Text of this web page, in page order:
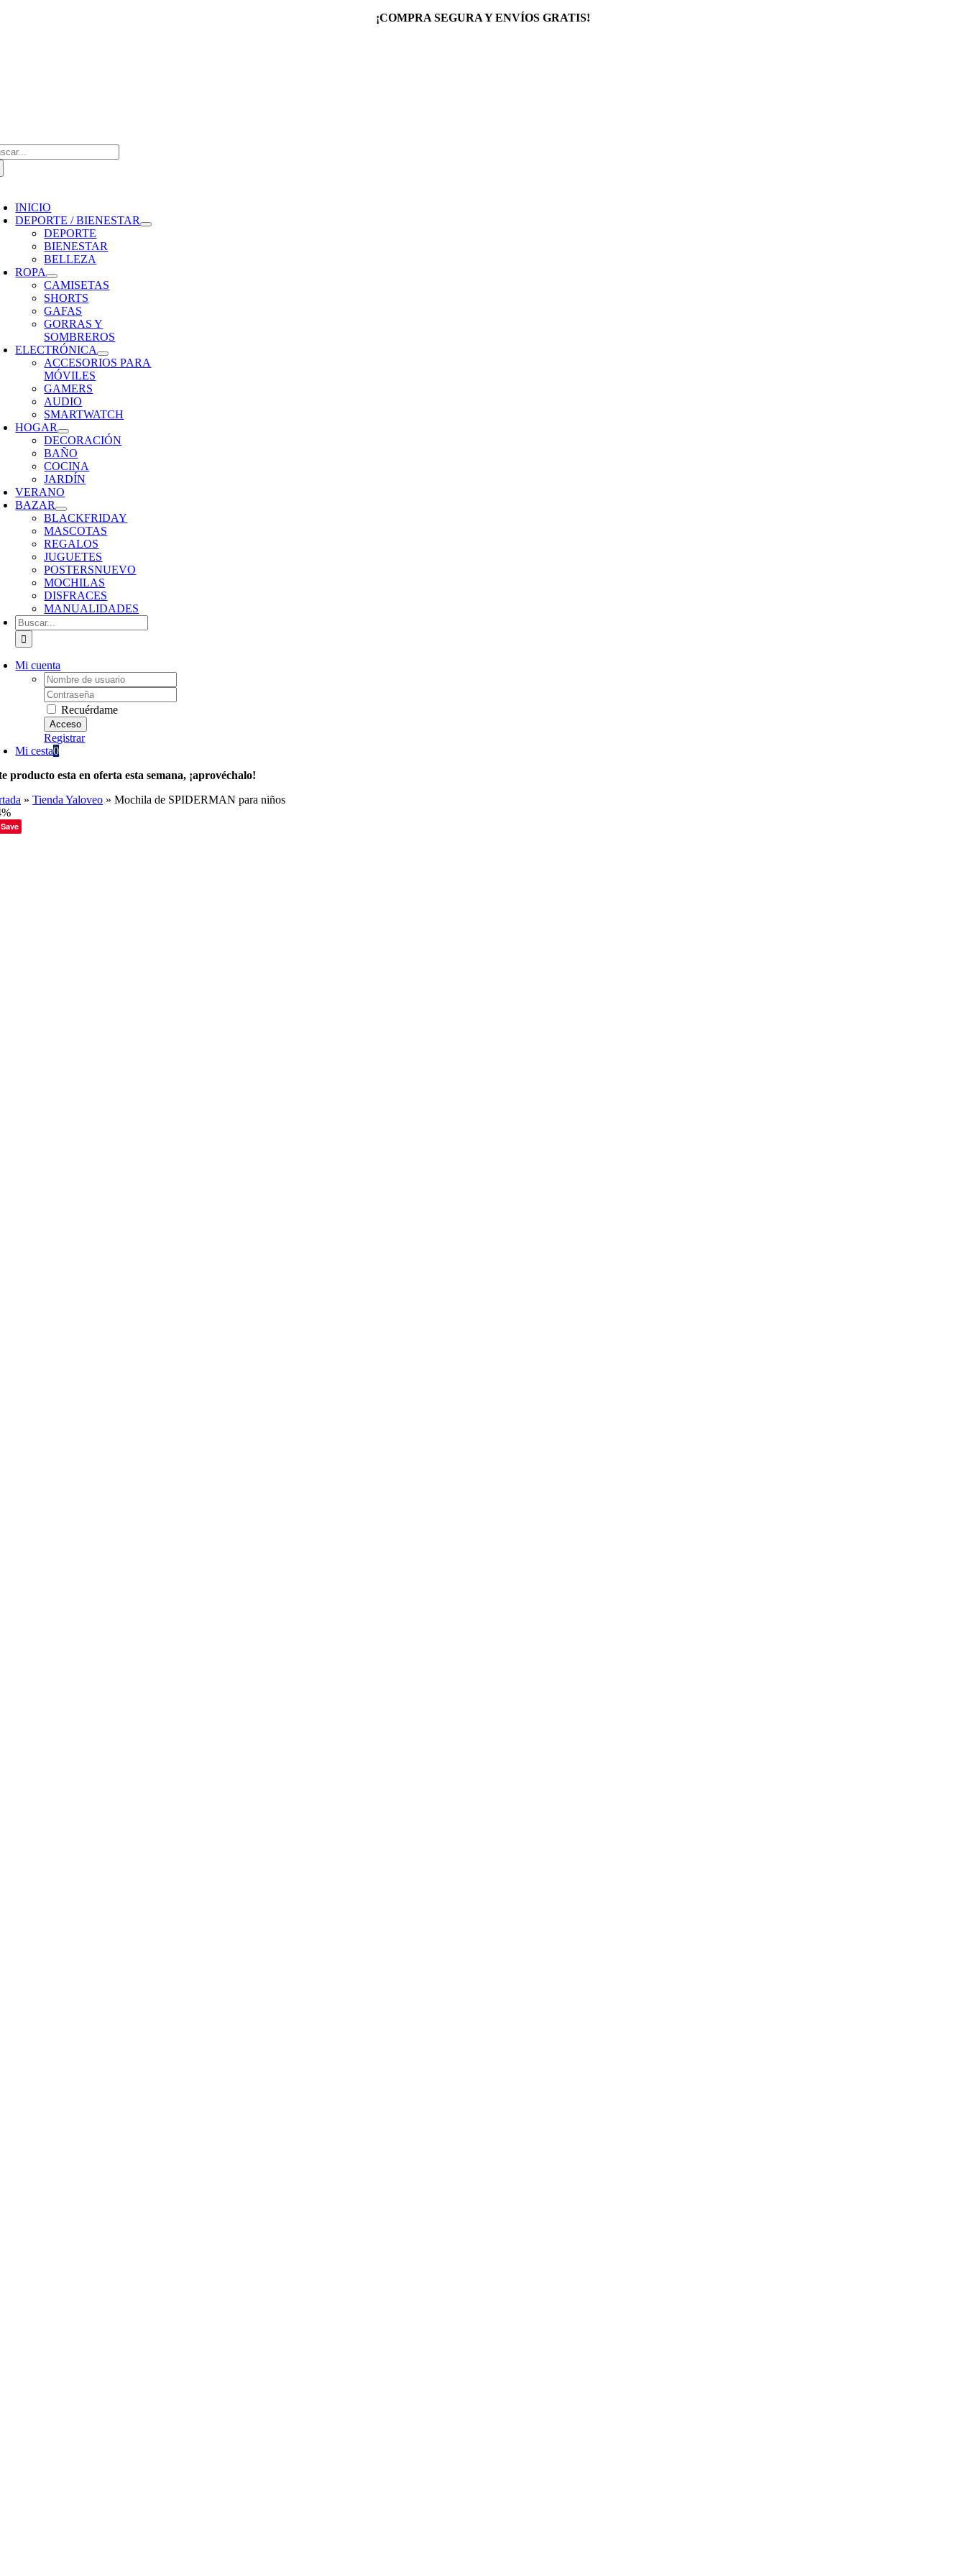
¡COMPRA SEGURA Y ENVÍOS GRATIS!
INICIO
DEPORTE / BIENESTAR
DEPORTE
BIENESTAR
BELLEZA
ROPA
CAMISETAS
SHORTS
GAFAS
GORRAS Y
SOMBREROS
ELECTRÓNICA
ACCESORIOS PARA
MÓVILES
GAMERS
AUDIO
SMARTWATCH
HOGAR
DECORACIÓN
BAÑO
COCINA
JARDÍN
VERANO
BAZAR
BLACKFRIDAY
MASCOTAS
REGALOS
JUGUETES
POSTERSNUEVO
MOCHILAS
DISFRACES
MANUALIDADES
Buscar:
Mi cuenta
Username:
Password:
Recuérdame
Registrar
Mi cesta0
producto esta en oferta esta semana, ¡aprovéchalo!
»Tienda Yaloveo »Mochila de SPIDERMAN para niños
Save